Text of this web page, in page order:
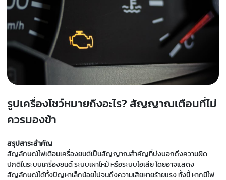
รูปเครื่องโชว์หมายถึงอะไร? สัญญาณเตือนที่ไม่
ควรมองข้า
สรุปสาระสำคัญ
สัญลักษณ์ไฟเตือนเครื่องยนต์เป็นสัญญาณสำคัญที่บ่งบอกถึงความผิด
ปกติในระบบเครื่องยนต์ ระบบเผาไหม้ หรือระบบไอเสีย โดยอาจแสดง
สัญลักษณ์ได้ทั้งปัญหาเล็กน้อยไปจนถึงความเสียหายร้ายแรง ทั้งนี้ หากมีไฟ